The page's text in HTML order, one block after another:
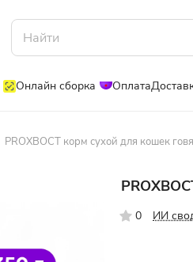
Онлайн сборка Оплата
PROХВОСТ корм сухой для кошек
0 ИИ